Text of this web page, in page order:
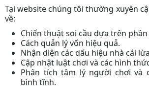
Tại website chúng tôi thường xuyên
về:
Chiến thuật soi cầu dựa trên
Cách quản lý vốn hiệu quả.
Nhận diện các dấu hiệu nhà cái
Cập nhật luật chơi và các hình
Phân tích tâm lý người chơi và
bình tĩnh.